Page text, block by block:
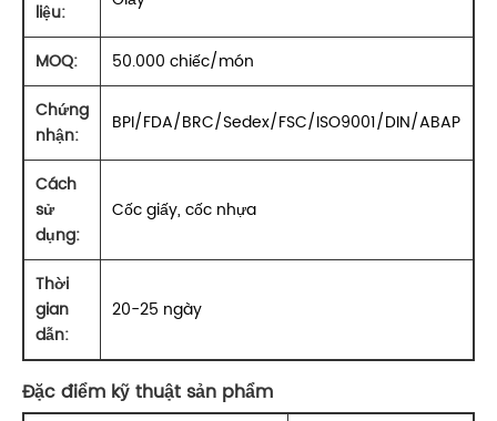
liệu:
MOQ:
50.000 chiếc/món
Chứng
nhận:
BPI/FDA/BRC/Sedex/FSC/ISO9001/DIN/ABAP
Cách
sử
dụng:
Cốc giấy, cốc nhựa
Thời
gian
dẫn:
20-25 ngày
Đặc điểm kỹ thuật sản phẩm